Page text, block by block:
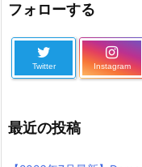
フォローする
Twitter Instagram
最近の投稿